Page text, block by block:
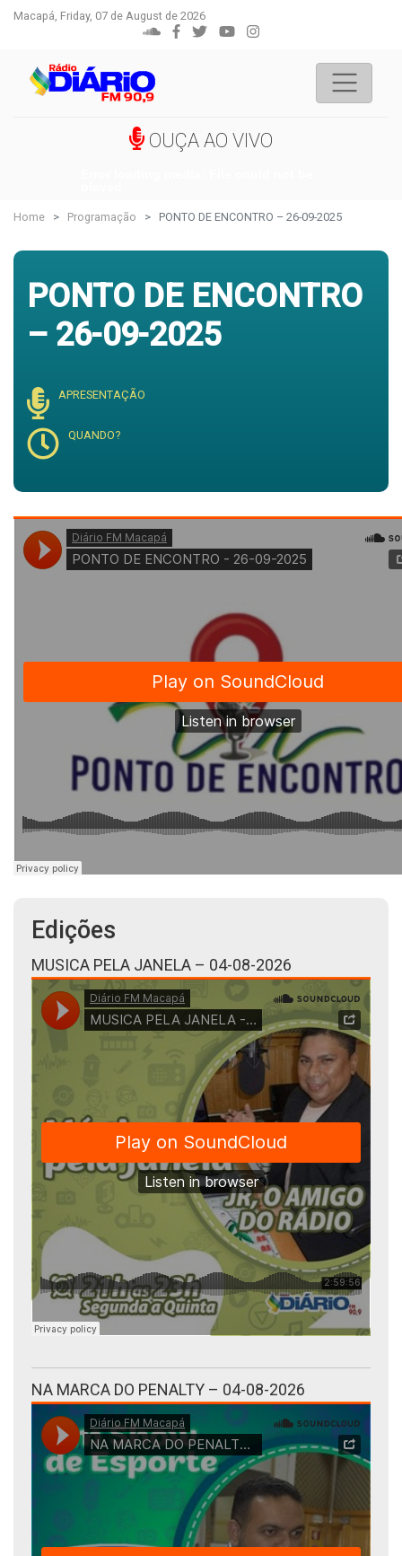
Macapá, Friday, 07 de August de 2026
OUÇA AO VIVO
Home Programação PONTO DE ENCONTRO – 26-09-2025
PONTO DE ENCONTRO
– 26-09-2025
APRESENTAÇÃO
QUANDO?
Edições
MUSICA PELA JANELA – 04-08-2026
NA MARCA DO PENALTY – 04-08-2026